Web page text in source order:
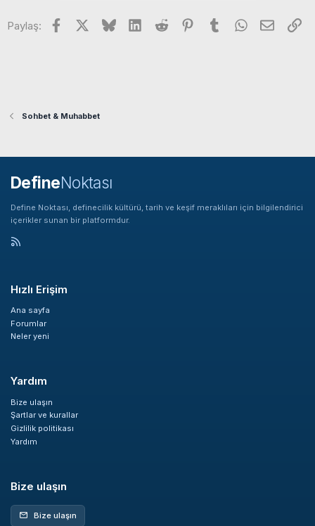
l
Paylaş: Facebook BlueskyLinkedIn
Reddit PinterestTumblrWhatsApp
E-posta
Sohbet & Muhabbet
DefineNoktası
Define Noktası, definecilik kültürü, tarih ve keşif meraklıları için bilgilendirici
içerikler sunan bir platformdur.
Hızlı Erişim
Ana sayfa
Forumlar
Neler yeni
Yardım
Bize ulaşın
Şartlar ve kurallar
Gizlilik politikası
Yardım
Bize ulaşın
mail Bize ulaşın